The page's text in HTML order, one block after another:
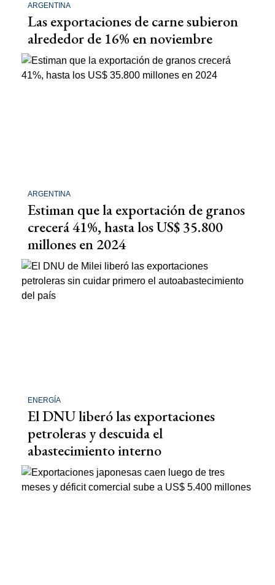
ARGENTINA
Las exportaciones de carne subieron
alrededor de 16% en noviembre
ARGENTINA
Estiman que la exportación de granos
crecerá 41%, hasta los US$ 35.800
millones en 2024
ENERGÍA
El DNU liberó las exportaciones
petroleras y descuida el
abastecimiento interno